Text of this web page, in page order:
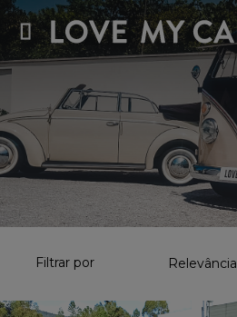
Filtrar por Relevância